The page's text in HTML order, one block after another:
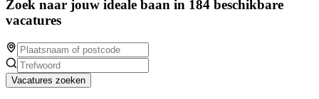
Zoek naar jouw ideale baan in 184 beschikbare
vacatures
Vacatures zoeken